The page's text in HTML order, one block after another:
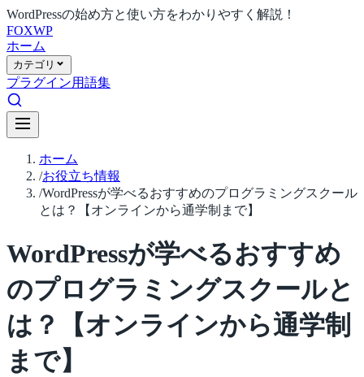
WordPressの始め方と使い方をわかりやすく解説！
FOXWP
ホーム
カテゴリ
プラグイン用語集
ホーム
/お役立ち情報
/WordPressが学べるおすすめのプログラミングスクール
とは？【オンラインから通学制まで】
WordPressが学べるおすすめ
のプログラミングスクールと
は？【オンラインから通学制
まで】